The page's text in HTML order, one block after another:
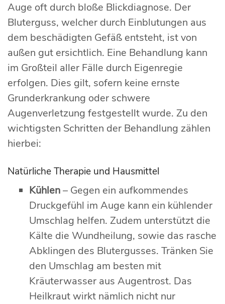
Auge oft durch bloße Blickdiagnose. Der
Bluterguss, welcher durch Einblutungen aus
dem beschädigten Gefäß entsteht, ist von
außen gut ersichtlich. Eine Behandlung kann
im Großteil aller Fälle durch Eigenregie
erfolgen. Dies gilt, sofern keine ernste
Grunderkrankung oder schwere
Augenverletzung festgestellt wurde. Zu den
wichtigsten Schritten der Behandlung zählen
hierbei:
Natürliche Therapie und Hausmittel
Kühlen– Gegen ein aufkommendes
Druckgefühl im Auge kann ein kühlender
Umschlag helfen. Zudem unterstützt die
Kälte die Wundheilung, sowie das rasche
Abklingen des Blutergusses. Tränken Sie
den Umschlag am besten mit
Kräuterwasser aus Augentrost. Das
Heilkraut wirkt nämlich nicht nur